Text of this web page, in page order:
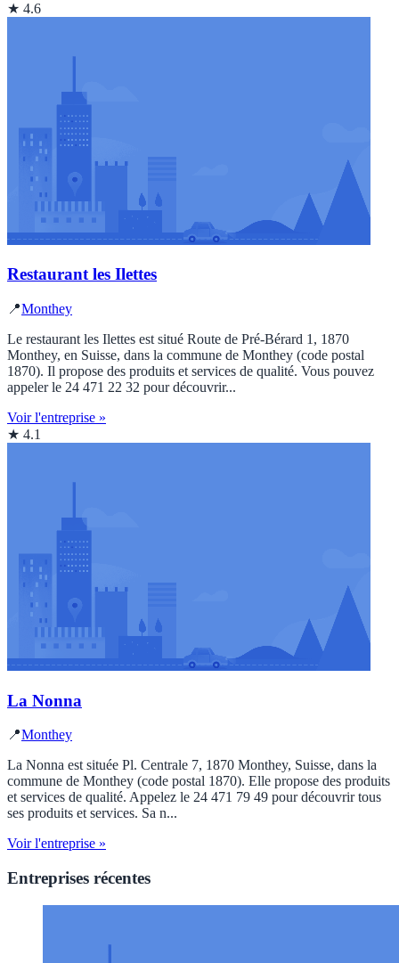
★ 4.6
Restaurant les Ilettes
📍Monthey
Le restaurant les Ilettes est situé Route de Pré-Bérard 1, 1870
Monthey, en Suisse, dans la commune de Monthey (code postal
1870). Il propose des produits et services de qualité. Vous pouvez
appeler le 24 471 22 32 pour découvrir...
Voir l'entreprise »
★ 4.1
La Nonna
📍Monthey
La Nonna est située Pl. Centrale 7, 1870 Monthey, Suisse, dans la
commune de Monthey (code postal 1870). Elle propose des produits
et services de qualité. Appelez le 24 471 79 49 pour découvrir tous
ses produits et services. Sa n...
Voir l'entreprise »
Entreprises récentes